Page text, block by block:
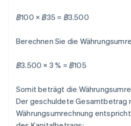
฿100 × ฿35 = ฿3.500
Berechnen Sie die
฿3.500 × 3 % = ฿105
Somit beträgt die
Der geschuldete Gesamtbetrag
Währungsumrechnung